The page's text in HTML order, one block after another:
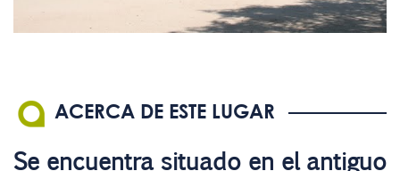
ACERCA DE ESTE LUGAR
Se encuentra situado en el antiguo